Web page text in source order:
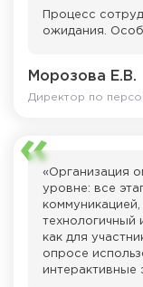
Процесс
ожидания.
так и
деталям и
возникающих
готовность
процесс
комфортным».
Морозова Е.В.
Директор по
«Организация
уровне: все
технологичный
как для
опросе
интерактивные